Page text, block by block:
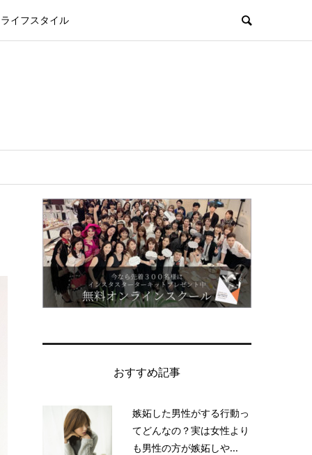
ライフスタイル
おすすめ記事
嫉妬した男性がする行動っ
てどんなの？実は女性より
も男性の方が嫉妬しや...